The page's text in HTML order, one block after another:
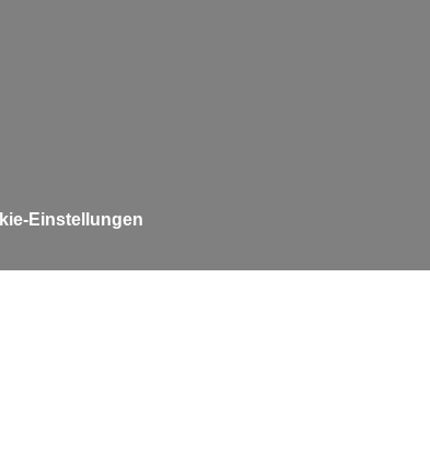
Einstellungen